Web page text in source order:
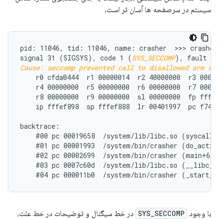
سیستم در سرصفحه ها آسان تر است.
pid: 11046, tid: 11046, name: crasher  >>> crasher
signal 31 (SIGSYS), code 1 (SYS_SECCOMP
Cause: seccomp prevented call to disallowed arm
r0 cfda0444  r1 00000014  r2 40000000  r3
r4 00000000  r5 00000000  r6 00000000  r7
r8 00000000  r9 00000000  sl 00000000  fp
ip fffef898  sp fffef888  lr 00401997  pc
backtrace:
#00 pc 00019658  /system/lib/libc.so
#01 pc 00001993  /system/bin/crasher
    #02 pc 00002699  /system/bin/crasher (main+68)
#03 pc 0007c60d  /system/lib/libc.so
با وجود SYS_SECCOMP در خط سیگنال و توضیحات در خط علت،